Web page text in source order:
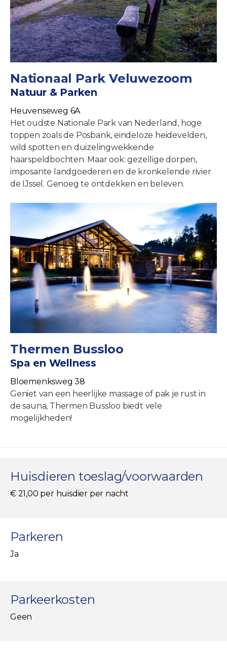
Nationaal Park Veluwezoom
Natuur & Parken
Heuvenseweg 6A
Het oudste Nationale Park van Nederland, hoge
toppen zoals de Posbank, eindeloze heidevelden,
wild spotten en duizelingwekkende
haarspeldbochten. Maar ook: gezellige dorpen,
imposante landgoederen en de kronkelende rivier
de IJssel. Genoeg te ontdekken en beleven.
Thermen Bussloo
Spa en Wellness
Bloemenksweg 38
Geniet van een heerlijke massage of pak je rust in
de sauna, Thermen Bussloo biedt vele
mogelijkheden!
Huisdieren toeslag/voorwaarden
€ 21,00 per huisdier per nacht
Parkeren
Ja
Parkeerkosten
Geen